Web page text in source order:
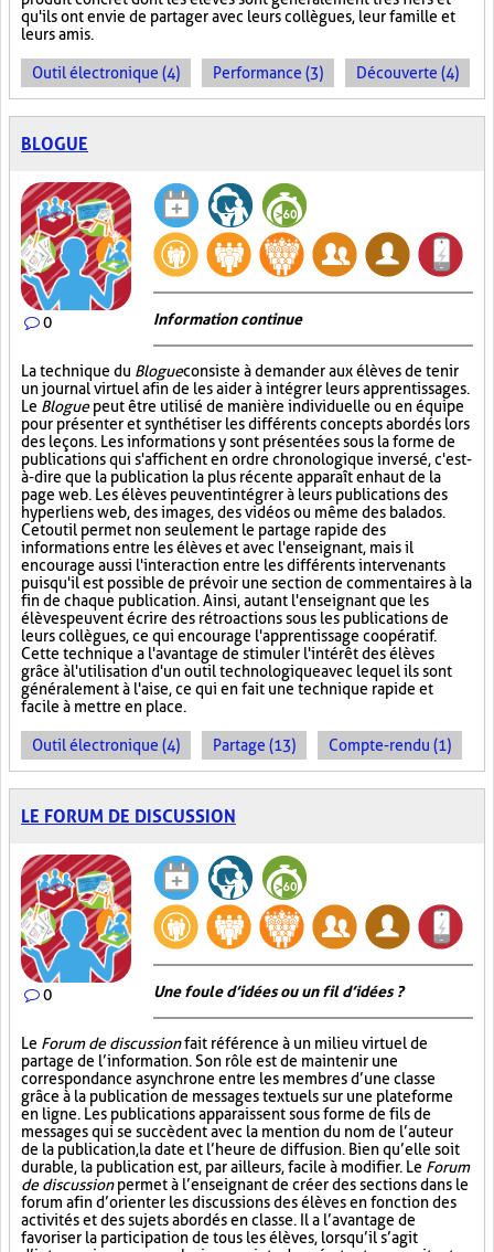
qu'ils ont envie de partager avec leurs collègues, leur famille et
leurs amis.
Outil électronique (4) Performance (3) Découverte (4)
BLOGUE
0 Information continue
La technique du Blogueconsiste à demander aux élèves de tenir
un journal virtuel afin de les aider à intégrer leurs apprentissages.
Le Bloguepeut être utilisé de manière individuelle ou en équipe
pour présenter et synthétiser les différents concepts abordés lors
des leçons. Les informations y sont présentées sous la forme de
publications qui s'affichent en ordre chronologique inversé, c'est-
à-dire que la publication la plus récente apparaît en haut de la
page web. Les élèves peuvent intégrer à leurs publications des
hyperliens web, des images, des vidéos ou même des balados.
Cet outil permet non seulement le partage rapide des
informations entre les élèves et avec l'enseignant, mais il
encourage aussi l'interaction entre les différents intervenants
puisqu'il est possible de prévoir une section de commentaires à la
fin de chaque publication. Ainsi, autant l'enseignant que les
élèves peuvent écrire des rétroactions sous les publications de
leurs collègues, ce qui encourage l'apprentissage coopératif.
Cette technique a l'avantage de stimuler l'intérêt des élèves
grâce à l'utilisation d'un outil technologique avec lequel ils sont
généralement à l'aise, ce qui en fait une technique rapide et
facile à mettre en place.
Outil électronique (4) Partage (13) Compte-rendu (1)
LE FORUM DE DISCUSSION
0 Une foule d’idées ou un fil d’idées ?
Le Forum de discussionfait référence à un milieu virtuel de
partage de l’information. Son rôle est de maintenir une
correspondance asynchrone entre les membres d’une classe
grâce à la publication de messages textuels sur une plateforme
en ligne. Les publications apparaissent sous forme de fils de
messages qui se succèdent avec la mention du nom de l’auteur
de la publication, la date et l’heure de diffusion. Bien qu’elle soit
durable, la publication est, par ailleurs, facile à modifier. Le Forum
de discussionpermet à l’enseignant de créer des sections dans le
forum afin d’orienter les discussions des élèves en fonction des
activités et des sujets abordés en classe. Il a l’avantage de
favoriser la participation de tous les élèves, lorsqu’il s’agit